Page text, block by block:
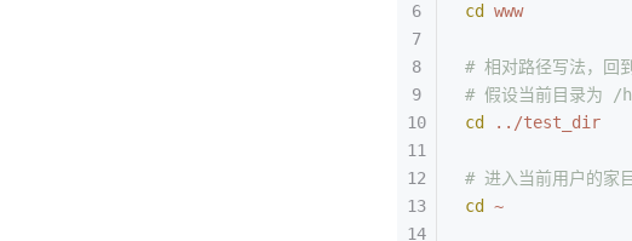
cd
www
# 相对路径写法，回
# 假设当前目录为 /
cd
../test_dir
# 进入当前用户的家
cd
~